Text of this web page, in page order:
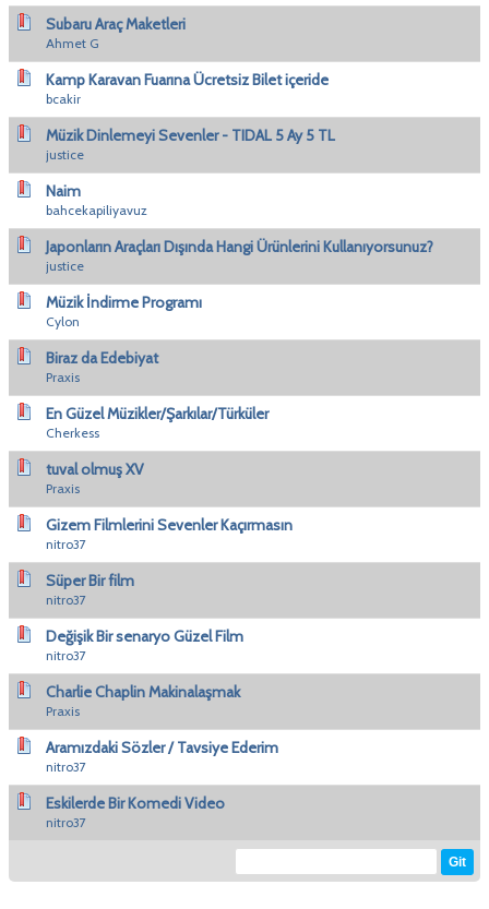
Subaru Araç Maketleri
Ahmet G
Kamp Karavan Fuarına Ücretsiz Bilet içeride
bcakir
Müzik Dinlemeyi Sevenler - TIDAL 5 Ay 5 TL
justice
Naim
bahcekapiliyavuz
Japonların Araçları Dışında Hangi Ürünlerini Kullanıyorsunuz?
justice
Müzik İndirme Programı
Cylon
Biraz da Edebiyat
Praxis
En Güzel Müzikler/Şarkılar/Türküler
Cherkess
tuval olmuş XV
Praxis
Gizem Filmlerini Sevenler Kaçırmasın
nitro37
Süper Bir film
nitro37
Değişik Bir senaryo Güzel Film
nitro37
Charlie Chaplin Makinalaşmak
Praxis
Aramızdaki Sözler / Tavsiye Ederim
nitro37
Eskilerde Bir Komedi Video
nitro37